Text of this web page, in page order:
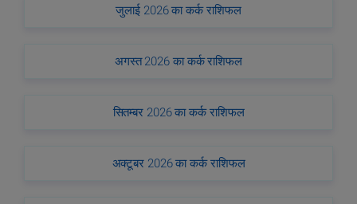
जुलाई 2026 का कर्क राशिफल
अगस्त 2026 का कर्क राशिफल
सितम्बर 2026 का कर्क राशिफल
अक्टूबर 2026 का कर्क राशिफल